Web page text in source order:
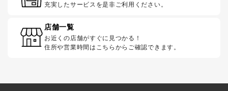
充実したサービスを是非ご利用ください。
店舗一覧
お近くの店舗がすぐに見つかる！
住所や営業時間はこちらからご確認できます。